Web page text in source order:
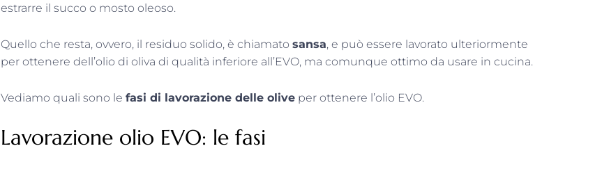
estrarre il succo o mosto oleoso.
Quello che resta, ovvero, il residuo solido, è chiamatosansa, e può essere lavorato ulteriormente
per ottenere dell’olio di oliva di qualità inferiore all’EVO, ma comunque ottimo da usare in cucina.
Vediamo quali sono lefasi di lavorazione delle olive per ottenere l’olio EVO.
Lavorazione olio EVO: le fasi